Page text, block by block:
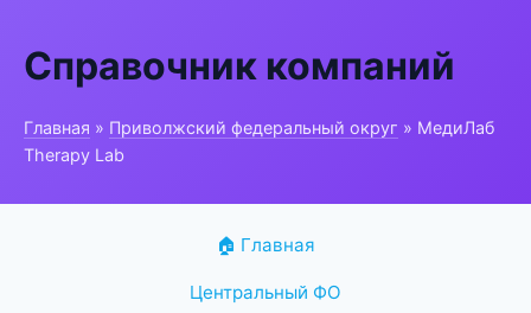
Справочник компаний
Главная » Приволжский федеральный округ » МедиЛаб
Therapy Lab
🏠 Главная
Центральный ФО